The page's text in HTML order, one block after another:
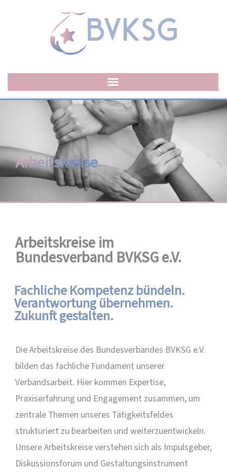
Arbeitskreise
Arbeitskreise im
Bundesverband BVKSG e.V.
Fachliche Kompetenz bündeln.
Verantwortung übernehmen.
Zukunft gestalten.
Die Arbeitskreise des Bundesverbandes BVKSG e.V.
bilden das fachliche Fundament unserer
Verbandsarbeit. Hier kommen Expertise,
Praxiserfahrung und Engagement zusammen, um
zentrale Themen unseres Tätigkeitsfeldes
strukturiert zu bearbeiten und weiterzuentwickeln.
Unsere Arbeitskreise verstehen sich als Impulsgeber,
Diskussionsforum und Gestaltungsinstrument